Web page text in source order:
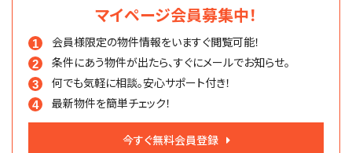
マイページ会員募集中！
会員様限定の物件情報をいますぐ閲覧可能！
条件にあう物件が出たら、すぐにメールでお知らせ。
何でも気軽に相談。安心サポート付き！
最新物件を簡単チェック！
今すぐ無料会員登録